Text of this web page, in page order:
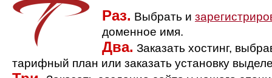
Раз. Выбрать и
доменное имя.
Два. Заказать хостинг,
тарифный план или заказать установку